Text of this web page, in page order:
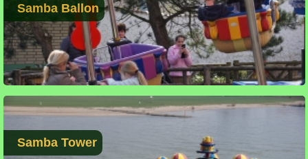
Samba Ballon
Samba Tower